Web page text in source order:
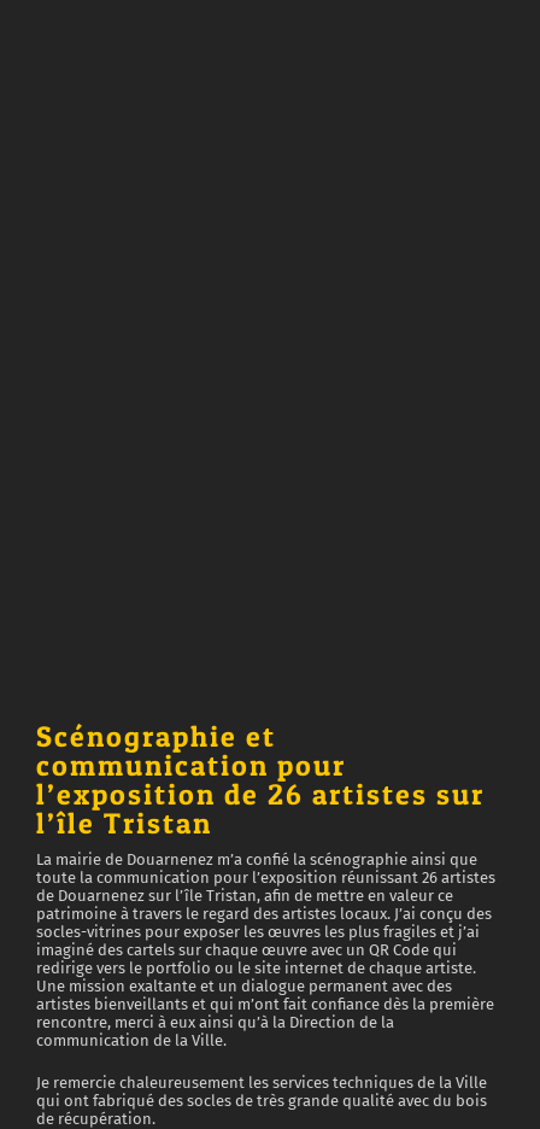
Scénographie et
communication pour
l’exposition de 26 artistes sur
l’île Tristan
La mairie de Douarnenez m’a confié la scénographie ainsi que
toute la communication pour l’exposition réunissant 26 artistes
de Douarnenez sur l’île Tristan, afin de mettre en valeur ce
patrimoine à travers le regard des artistes locaux. J’ai conçu des
socles-vitrines pour exposer les œuvres les plus fragiles et j’ai
imaginé des cartels sur chaque œuvre avec un QR Code qui
redirige vers le portfolio ou le site internet de chaque artiste.
Une mission exaltante et un dialogue permanent avec des
artistes bienveillants et qui m’ont fait confiance dès la première
rencontre, merci à eux ainsi qu’à la Direction de la
communication de la Ville.
Je remercie chaleureusement les services techniques de la Ville
qui ont fabriqué des socles de très grande qualité avec du bois
de récupération.